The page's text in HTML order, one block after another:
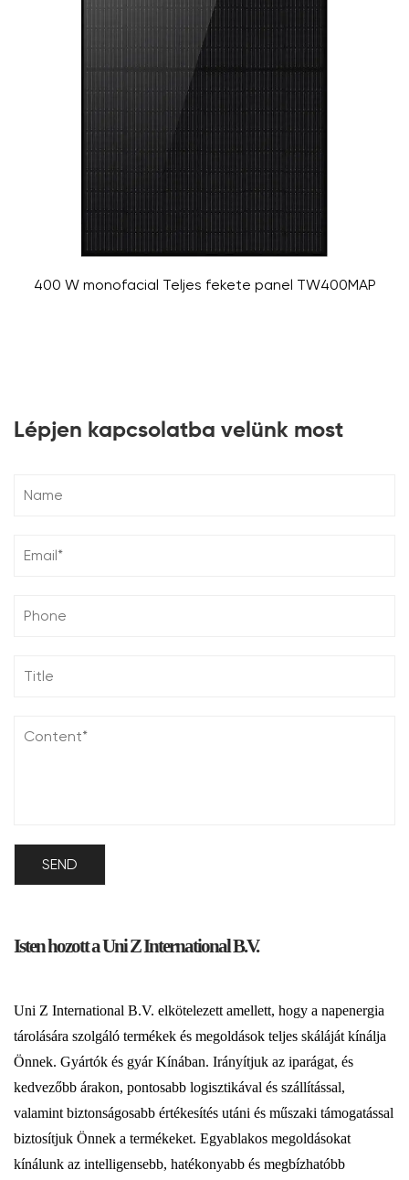
400 W monofacial Teljes fekete panel TW400MAP
Lépjen kapcsolatba velünk most
Isten hozott a Uni Z International B.V.
Uni Z International B.V. elkötelezett amellett, hogy a napenergia
tárolására szolgáló termékek és megoldások teljes skáláját kínálja
Önnek. Gyártók és gyár Kínában. Irányítjuk az iparágat, és
kedvezőbb árakon, pontosabb logisztikával és szállítással,
valamint biztonságosabb értékesítés utáni és műszaki támogatással
biztosítjuk Önnek a termékeket. Egyablakos megoldásokat
kínálunk az intelligensebb, hatékonyabb és megbízhatóbb